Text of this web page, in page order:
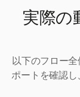
実際の
以下のフロー
ポートを確認